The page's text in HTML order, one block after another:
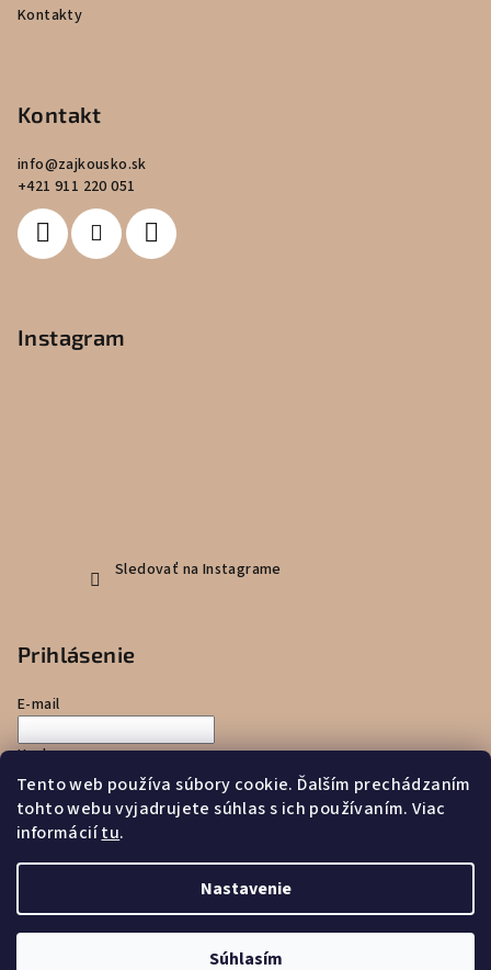
Tento web používa súbory cookie. Ďalším prechádzaním
tohto webu vyjadrujete súhlas s ich používaním. Viac
informáciítu.
Nastavenie
Súhlasím
Kontakty
Kontakt
info@zajkousko.sk
+421 911 220 051
Instagram
Sledovať na Instagrame
Prihlásenie
E-mail
Heslo
Prihlásiť sa
Nová registráciaZabudnuté heslo